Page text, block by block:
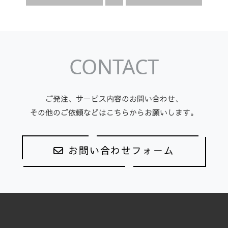
CONTACT
ご発注、サービス内容のお問い合わせ、
その他のご依頼などはこちらからお願いします。
お問い合わせフォーム